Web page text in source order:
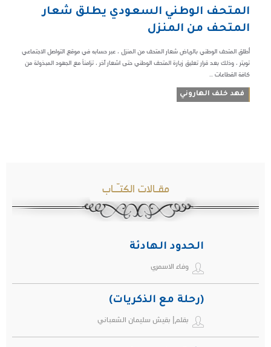
المتحف الوطني السعودي يطلق شعار
المتحف من المنزل
أطلق المتحف الوطني بالرياض شعار المتحف من المنزل ، عبر حسابه في موقع التواصل الاجتماعي
تويتر ، وذلك بعد قرار تعليق زيارة المتحف الوطني حتى اشعار آخر ، تزامناً مع الجهود المبذولة من
كافة القطاعات ...
فهد خلف الهاروني
مقـالات الكتـّـاب
الحدود الهادئة
وفاء الاسمري
(رحلة مع الذكريات)
بقلم| بقيش سليمان الشعباني